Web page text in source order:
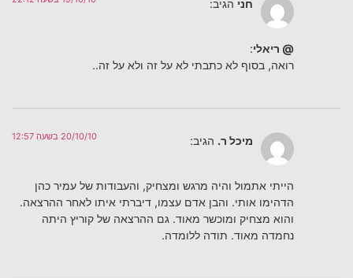
חני הגיב:
@ ריאלי:
רואה, בסוף לא כתבתי לא על זה ולא על זה..
מיכל ר. הגיב: 20/10/10 בשעה 12:57
הייתי אתמול והיה מרגש ומצחיק, והעבודות של עמיר כהן
הדהימו אותי. והבן אדם עצמו, דיברתי איתו לאחר ההרצאה.
והוא מצחיק ומוכשר מאוד. גם ההרצאה של קוריץ היתה
נחמדה מאוד. תודה ללומדה.